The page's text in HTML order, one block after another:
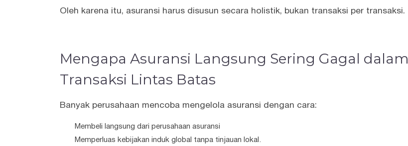
Oleh karena itu, asuransi harus disusun secara holistik, bukan transaksi per transaksi.
Mengapa Asuransi Langsung Sering Gagal dalam
Transaksi Lintas Batas
Banyak perusahaan mencoba mengelola asuransi dengan cara:
Membeli langsung dari perusahaan asuransi
Memperluas kebijakan induk global tanpa tinjauan lokal.